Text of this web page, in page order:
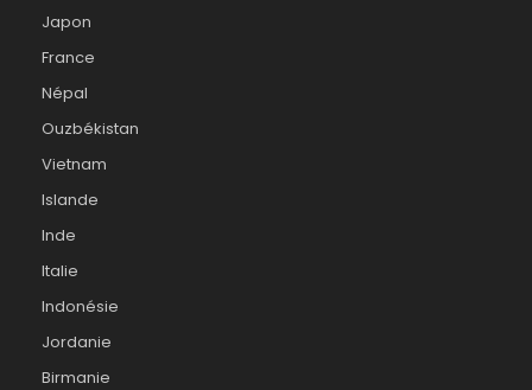
Japon
France
Népal
Ouzbékistan
Vietnam
Islande
Inde
Italie
Indonésie
Jordanie
Birmanie